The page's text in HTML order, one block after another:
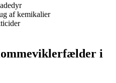
af kemikalier
i